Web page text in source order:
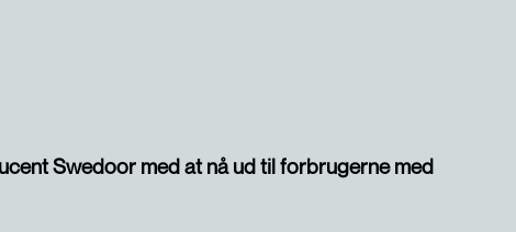
om kommercielle samarbejder, hvilket er
Swedoor med at nå ud til forbrugerne med